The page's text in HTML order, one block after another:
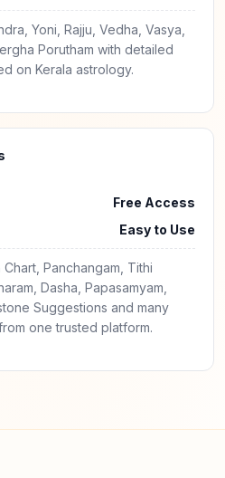
Yoni, Rajju, Vedha, Vasya,
Porutham with detailed
on Kerala astrology.
Free Access
Easy to Use
Panchangam, Tithi
Dasha, Papasamyam,
Suggestions and many
one trusted platform.